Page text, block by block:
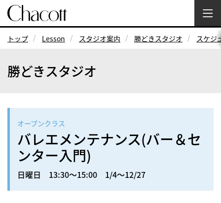
トップ Lesson スタジオ案内 勝どきスタジオ スケジ
勝どきスタジオ
オープンクラス
バレエメンテナンス(バー＆セ
ンター入門)
日曜日 13:30～15:00 1/4～12/27